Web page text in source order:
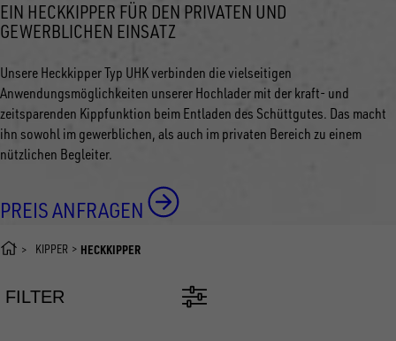
EIN HECKKIPPER FÜR DEN PRIVATEN UND
GEWERBLICHEN EINSATZ
Unsere Heckkipper Typ UHK verbinden die vielseitigen
Anwendungsmöglichkeiten unserer Hochlader mit der kraft- und
zeitsparenden Kippfunktion beim Entladen des Schüttgutes. Das macht
ihn sowohl im gewerblichen, als auch im privaten Bereich zu einem
nützlichen Begleiter.
PREIS ANFRAGEN
KIPPER HECKKIPPER
FILTER